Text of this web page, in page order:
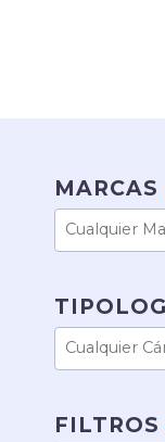
MARCAS
FILTROS